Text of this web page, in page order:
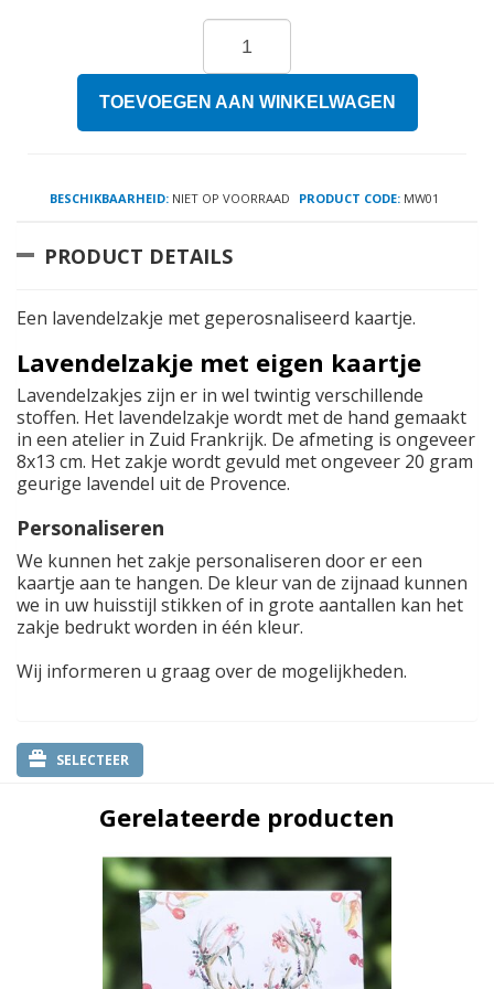
TOEVOEGEN AAN WINKELWAGEN
BESCHIKBAARHEID: NIET OP VOORRAAD PRODUCT CODE: MW01
PRODUCT DETAILS
Een lavendelzakje met geperosnaliseerd kaartje.
Lavendelzakje met eigen kaartje
Lavendelzakjes zijn er in wel twintig verschillende
stoffen. Het lavendelzakje wordt met de hand gemaakt
in een atelier in Zuid Frankrijk. De afmeting is ongeveer
8x13 cm. Het zakje wordt gevuld met ongeveer 20 gram
geurige lavendel uit de Provence.
Personaliseren
We kunnen het zakje personaliseren door er een
kaartje aan te hangen. De kleur van de zijnaad kunnen
we in uw huisstijl stikken of in grote aantallen kan het
zakje bedrukt worden in één kleur.
Wij informeren u graag over de mogelijkheden.
SELECTEER
Gerelateerde producten